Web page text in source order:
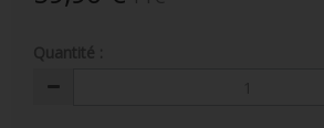
FIGURINES POP SEIGNEUR DES ANNEAUX